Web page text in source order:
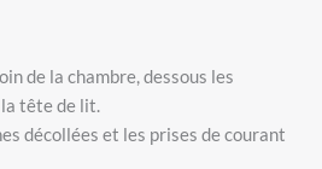
de la chambre, dessous les
tête de lit.
décollées et les prises de courant